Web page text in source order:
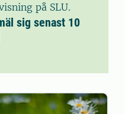
på SLU.
sig senast 10